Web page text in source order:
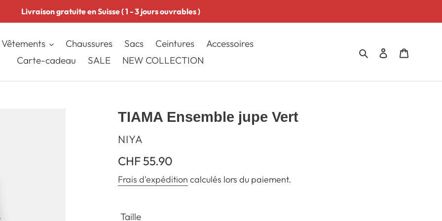
Livraison gratuite en Suisse ( 1 - 3 jours ouvrables )
Vêtements Chaussures Sacs Ceintures
Accessoires
Carte-cadeau
SALE NEW COLLECTION
RechercherSe connecter
TIAMA Ensemble jupe Vert
DISTRIBUTEUR
NIYA
Prix
normal
CHF 55.90
Frais d'expédition calculés lors du paiement.
Taille